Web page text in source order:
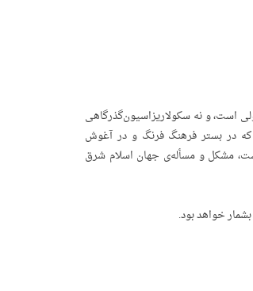
است، و نه‌ سکولاریزاسیون‌گذرگاهی‌
که‌ در بستر فرهنگ‌ فرنگ‌ و در آغوش‌
مشکل‌ و مسأله‌ی‌ جهان‌ اسلام‌ شرق‌
خواهد بود.